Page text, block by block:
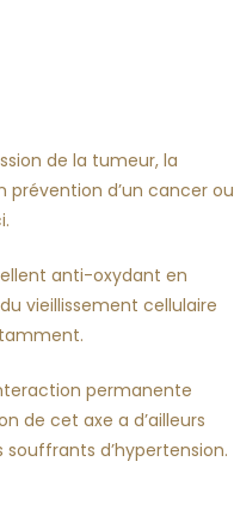
de la tumeur, la
d’un cancer ou
anti-oxydant en
vieillissement cellulaire
permanente
de cet axe a d’ailleurs
d’hypertension.